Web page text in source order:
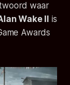
waar
Wake II
is
Awards